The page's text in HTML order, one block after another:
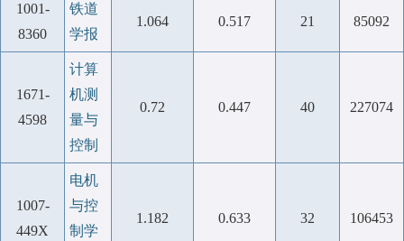
1001-
8360
铁道
学报
1.064 0.517 21 85092
1671-
4598
计算
机测
量与
控制
0.72 0.447 40 227074
1007-
449X
电机
与控
制学
1.182 0.633 32 106453